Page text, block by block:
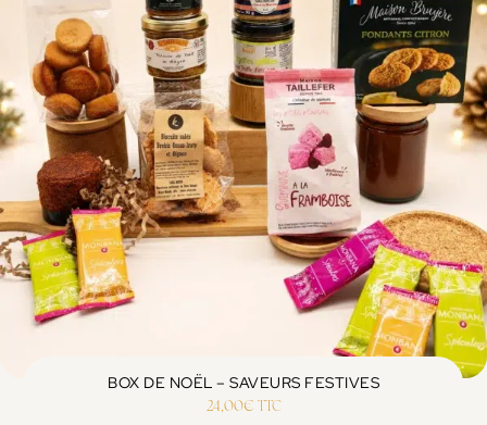
BOX DE NOËL – SAVEURS FESTIVES
24,00€ TTC